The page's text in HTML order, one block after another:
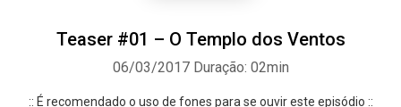
Teaser #01 – O Templo dos Ventos
06/03/2017 Duração: 02min
:: É recomendado o uso de fones para se ouvir este episódio ::